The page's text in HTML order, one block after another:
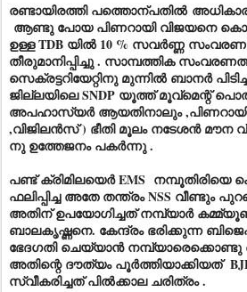
രണ്ടായിരത്തി പത്തൊന്പതിൽ
ആണ്ടു പോയ പിണറായി വിജയനെ
ഉള്ള TDB യിൽ 10 % സവർണ്ണ
തീരുമാനിപ്പിച്ചു . സാമ്പത്തിക
സെക്രട്ടറിയേറ്റിനു മുന്നിൽ ബാനർ
ജില്ലയിലെ SNDP യൂത്ത് മൂവ്മെന്റ്
അപഹാസ്യർ ആയതിനാലും
,വിജിലൻസ് ) ഭീതി മൂലം നടേശൻ മൗന
നു ഉത്തേജനം പകർന്നു .
പണ്ട് ക്രിമിലയെർ EMS നമ്പൂതിരിയെ
ഫലിപ്പിച്ച അതേ തന്ത്രം NSS
അതിന് ഉപയോഗിച്ചത് നമ്പ്യാർ
ബാലകൃഷ്ണനെ. കേന്ദ്രം ഭരിക്കുന്ന
ഭേദഗതി ചെയ്യാൻ നമ്പ്യാരെക്കൊണ്ടു
അതിന്റെ ദൗത്യം പൂർത്തിയാക്കിയത്
സ്വീകരിച്ചത് പിൽക്കാല ചരിത്രം .